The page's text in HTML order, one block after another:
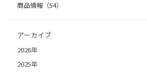
商品情報（54）
アーカイブ
2026年
2025年